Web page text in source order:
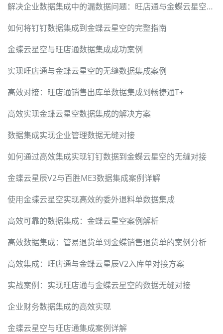
解决企业数据集成中的漏数据问题：旺店通与金蝶云星空集成案例
如何将钉钉数据集成到金蝶云星空的完整指南
金蝶云星空与旺店通数据集成成功案例
实现旺店通与金蝶云星空的无缝数据集成案例
高效对接：旺店通销售出库单数据集成到畅捷通T+
高效实现金蝶云星空数据集成的解决方案
数据集成实现企业管理数据无缝对接
如何通过高效集成实现钉钉数据到金蝶云星空的无缝对接
金蝶云星辰V2与百胜ME3数据集成案例详解
使用金蝶云星空实现高效的委外退料单数据集成
高效可靠的数据集成：金蝶云星空案例解析
高效数据集成：管易退货单到金蝶销售退货单的案例分析
高效集成：旺店通与金蝶云星辰V2入库单对接方案
实战案例：实现旺店通与金蝶云星空的数据无缝对接
企业财务数据集成的高效实现
金蝶云星空与旺店通集成案例详解